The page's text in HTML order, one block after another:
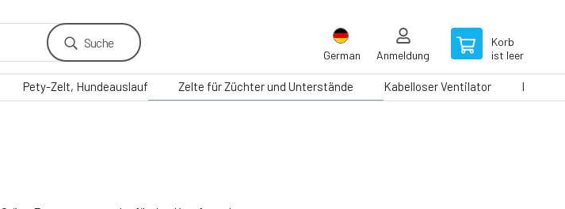
Suche
German Anmeldung
Korb
ist leer
Pety-Zelt, Hundeauslauf Zelte für Züchter und Unterstände Kabelloser Ventilator